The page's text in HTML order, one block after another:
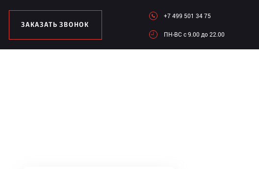
ЗАКАЗАТЬ ЗВОНОК
+7 499 501 34 75
ПН-ВC c 9.00 до 22.00